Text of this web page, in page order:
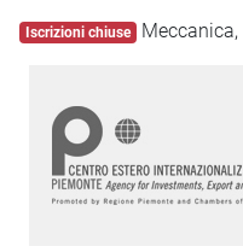
Iscrizioni chiuse Meccanica,